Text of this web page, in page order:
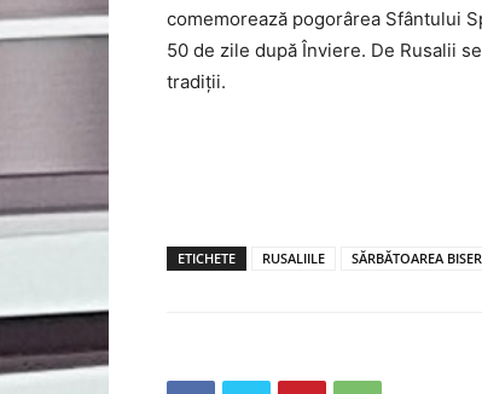
comemorează pogorârea Sfântului
50 de zile după Înviere. De Rusalii
tradiţii.
ETICHETE RUSALIILE SĂRBĂTOAREA